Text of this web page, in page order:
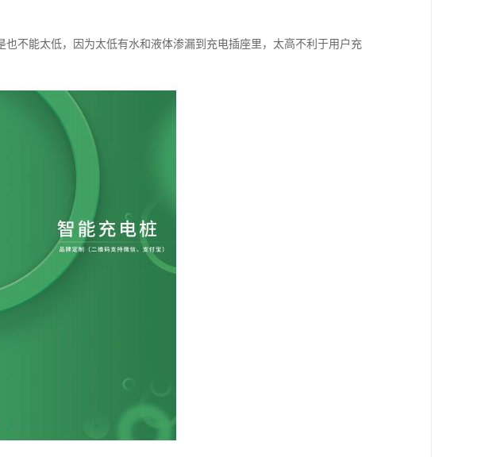
不能太低，因为太低有水和液体渗漏到充电插座里，太高不利于用户充